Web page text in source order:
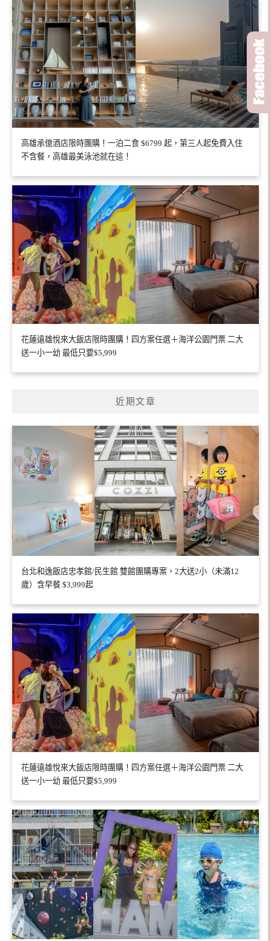
高雄承億酒店限時團購！一泊二食 $6799 起，第三人起免費入住
不含餐，高雄最美泳池就在這！
花蓮遠雄悅來大飯店限時團購！四方案任選＋海洋公園門票 二大
送一小一幼 最低只要$5,999
近期文章
台北和逸飯店忠孝館/民生館 雙館團購專案，2大送2小（未滿12
歲）含早餐 $3,999起
花蓮遠雄悅來大飯店限時團購！四方案任選＋海洋公園門票 二大
送一小一幼 最低只要$5,999